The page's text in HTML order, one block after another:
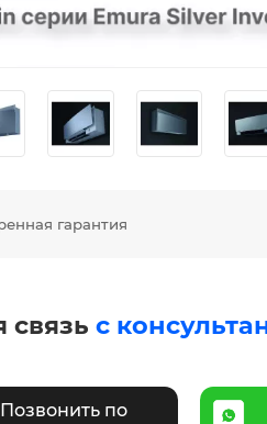
гарантия
связь с
Позвонить по